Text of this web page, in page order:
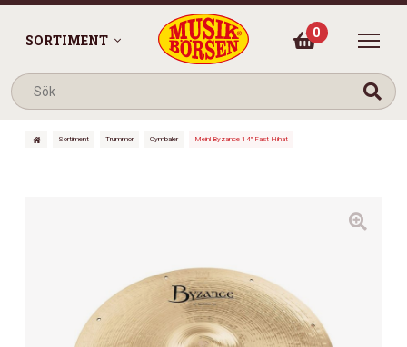
SORTIMENT 0
Sortiment Trummor Cymbaler Meinl Byzance 14″ Fast Hihat